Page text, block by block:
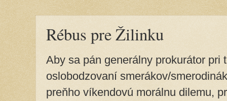
Rébus pre Žilinku
Aby sa pán generálny prokurátor
oslobodzovaní smerákov/
preňho víkendovú morálnu dilemu,